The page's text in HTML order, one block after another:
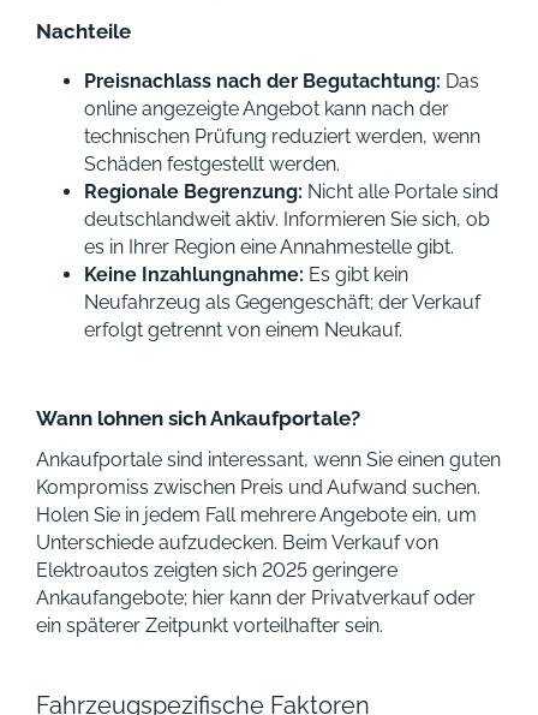
Nachteile
Preisnachlass nach der Begutachtung: Das
online angezeigte Angebot kann nach der
technischen Prüfung reduziert werden, wenn
Schäden festgestellt werden.
Regionale Begrenzung: Nicht alle Portale sind
deutschlandweit aktiv. Informieren Sie sich, ob
es in Ihrer Region eine Annahmestelle gibt.
Keine Inzahlungnahme: Es gibt kein
Neufahrzeug als Gegengeschäft; der Verkauf
erfolgt getrennt von einem Neukauf.
Wann lohnen sich Ankaufportale?
Ankaufportale sind interessant, wenn Sie einen guten
Kompromiss zwischen Preis und Aufwand suchen.
Holen Sie in jedem Fall mehrere Angebote ein, um
Unterschiede aufzudecken. Beim Verkauf von
Elektroautos zeigten sich 2025 geringere
Ankaufangebote; hier kann der Privatverkauf oder
ein späterer Zeitpunkt vorteilhafter sein.
Fahrzeugspezifische Faktoren